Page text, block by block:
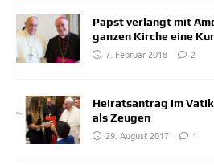
Papst verlangt mit
ganzen Kirche eine
7. Februar 2018
2
Heiratsantrag im
als Zeugen
29. August 2017
1